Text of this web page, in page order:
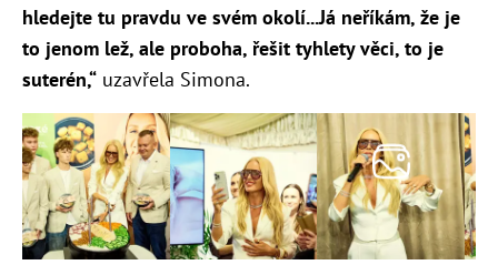
hledejte tu pravdu ve svém okolí...Já neříkám, že je
to jenom lež, ale proboha, řešit tyhlety věci, to je
suterén,“ uzavřela Simona.